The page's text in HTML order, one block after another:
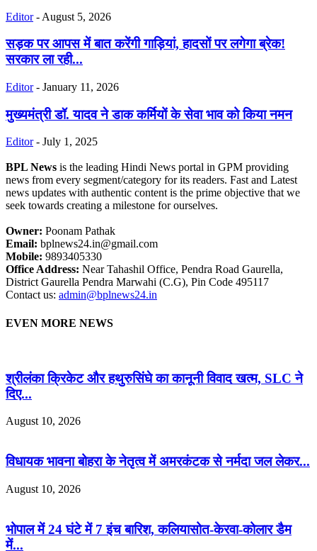
Editor - August 5, 2026
सड़क पर आपस में बात करेंगी गाड़ियां, हादसों पर लगेगा ब्रेक!
सरकार ला रही...
Editor - January 11, 2026
मुख्यमंत्री डॉ. यादव ने डाक कर्मियों के सेवा भाव को किया नमन
Editor - July 1, 2025
BPL News is the leading Hindi News portal in GPM providing
news from every segment/category for its readers. Fast and Latest
news updates with authentic content is the prime objective that we
seek towards creating a milestone for ourselves.
Owner: Poonam Pathak
Email: bplnews24.in@gmail.com
Mobile: 9893405330
Office Address: Near Tahashil Office, Pendra Road Gaurella,
District Gaurella Pendra Marwahi (C.G), Pin Code 495117
Contact us: admin@bplnews24.in
EVEN MORE NEWS
श्रीलंका क्रिकेट और हथुरुसिंघे का कानूनी विवाद खत्म, SLC ने
दिए...
August 10, 2026
विधायक भावना बोहरा के नेतृत्व में अमरकंटक से नर्मदा जल लेकर...
August 10, 2026
भोपाल में 24 घंटे में 7 इंच बारिश, कलियासोत-केरवा-कोलार डैम
में...